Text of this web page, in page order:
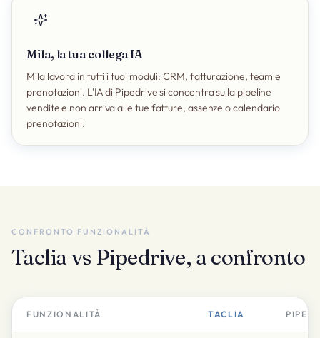
Mila, la tua collega IA
Mila lavora in tutti i tuoi moduli: CRM, fatturazione, team e
prenotazioni. L'IA di Pipedrive si concentra sulla pipeline
vendite e non arriva alle tue fatture, assenze o calendario
prenotazioni.
CONFRONTO FUNZIONALITÀ
Taclia vs Pipedrive, a confronto
FUNZIONALITÀ TACLIA